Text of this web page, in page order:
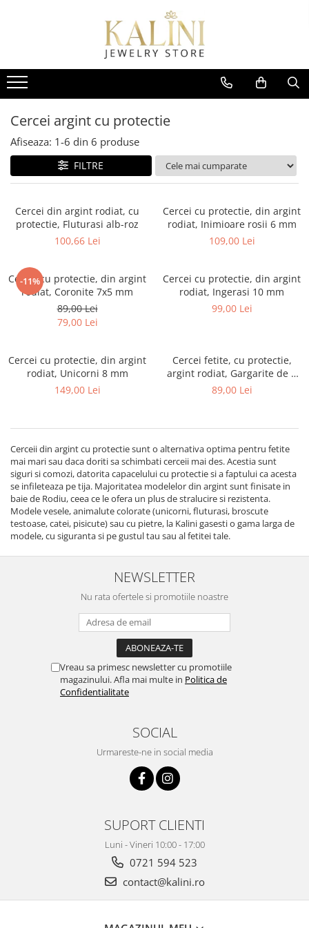
Cercei fetite 1 an+
Cercei 5 ani+
Cercei adolescente si doamne
Cercei piercing
Cercei din aur cu protectie
Cercei din aur cu tortita
Cercei aur alb
Cercei din aur cu pietre pretioase
Cercei aur galben
Cercei aur 18K
Cercei aur 9K
Cercei din aur cu pietre
Cercei argint cu protectie
Cercei argint cu surub
Cercei argint lungi / tortita
Kituri pentru gauri de urechi
Bijuterii cu diamante
Cercei cu tortita
Cercei cu protectie
Bratari
Pandantive & coliere
Bratari snur cu aur
Cercei argint cu protectie
Afiseaza: 1-6 din 6 produse
FILTRE
Cercei din argint rodiat, cu
protectie, Fluturasi alb-roz
100,66 Lei
Cercei cu protectie, din argint
rodiat, Inimioare rosii 6 mm
109,00 Lei
-11%
Cercei cu protectie, din argint
rodiat, Coronite 7x5 mm
89,00 Lei
79,00 Lei
Cercei cu protectie, din argint
rodiat, Ingerasi 10 mm
99,00 Lei
Cercei cu protectie, din argint
rodiat, Unicorni 8 mm
149,00 Lei
Cercei fetite, cu protectie,
argint rodiat, Gargarite de 5
mm
89,00 Lei
Cerceii din argint cu protectie sunt o alternativa optima pentru fetite
mai mari sau daca doriti sa schimbati cerceii mai des. Acestia sunt
siguri si comozi, datorita capacelului cu protectie si a faptului ca acesta
se infileteaza pe tija. Majoritatea modelelor din argint sunt finisate in
baie de Rodiu, ceea ce le ofera un plus de stralucire si rezistenta.
Modele vesele, animalute colorate (unicorni, fluturasi, broscute
testoase, catei, pisicute) sau cu pietre, la Kalini gasesti o gama larga de
modele, cu siguranta si pe gustul tau sau al fetitei tale.
NEWSLETTER
Nu rata ofertele si promotiile noastre
Vreau sa primesc newsletter cu promotiile
magazinului. Afla mai multe in Politica de
Confidentialitate
SOCIAL
Urmareste-ne in social media
SUPORT CLIENTI
Luni - Vineri 10:00 - 17:00
0721 594 523
contact@kalini.ro